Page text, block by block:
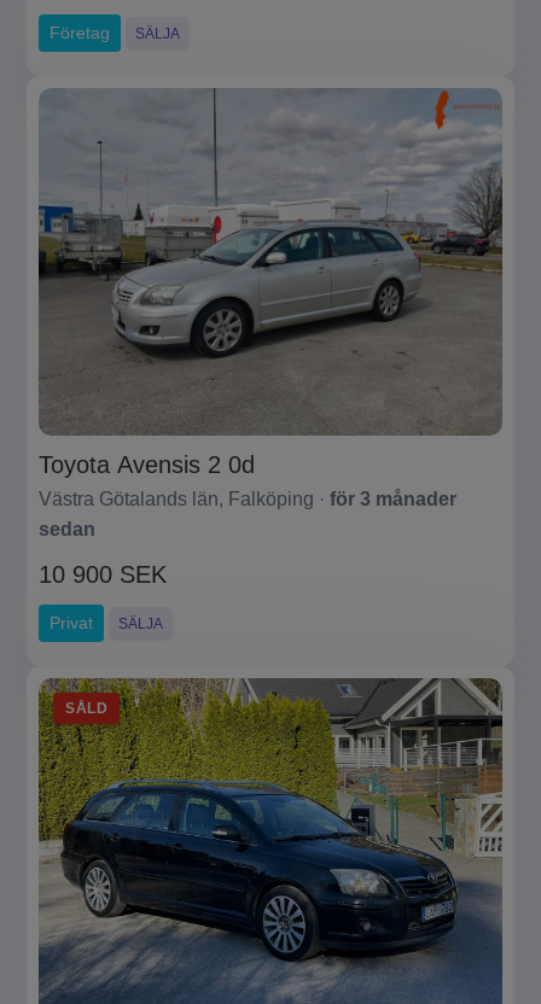
Företag SÄLJA
Toyota Avensis 2 0d
Västra Götalands län, Falköping · för 3 månader
sedan
10 900 SEK
Privat SÄLJA
SÅLD